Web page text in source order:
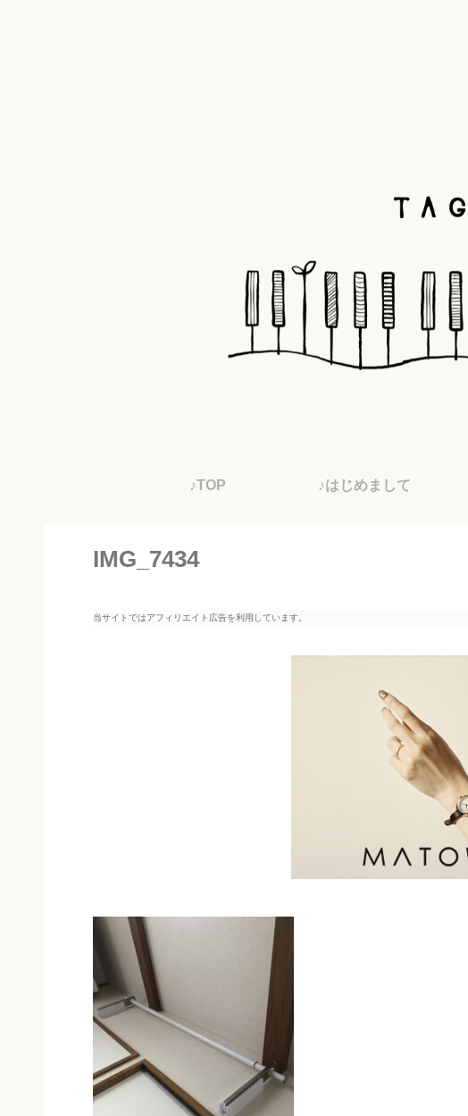
♪TOP ♪はじめまして
IMG_7434
当サイトではアフィリエイト広告を利用しています。